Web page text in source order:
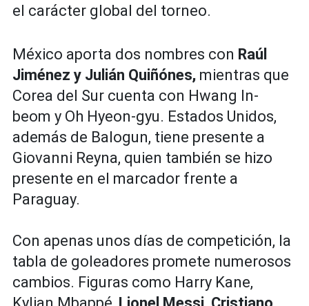
el carácter global del torneo.
México aporta dos nombres con Raúl
Jiménez y Julián Quiñónes, mientras que
Corea del Sur cuenta con Hwang In-
beom y Oh Hyeon-gyu. Estados Unidos,
además de Balogun, tiene presente a
Giovanni Reyna, quien también se hizo
presente en el marcador frente a
Paraguay.
Con apenas unos días de competición, la
tabla de goleadores promete numerosos
cambios. Figuras como Harry Kane,